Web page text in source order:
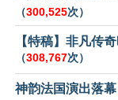
（300,525次）
【特稿】非凡传
（308,767次）
神韵法国演出落